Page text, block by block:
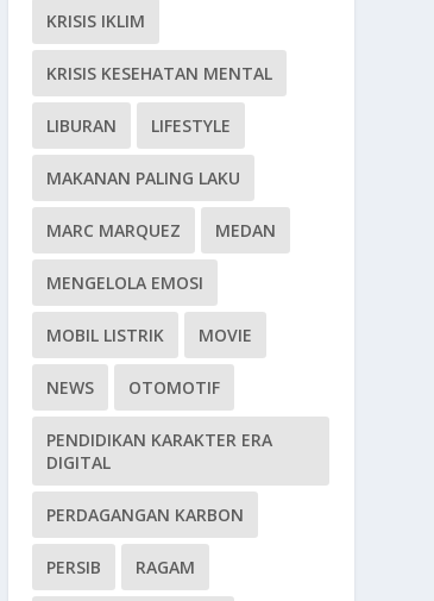
KRISIS IKLIM
KRISIS KESEHATAN MENTAL
LIBURAN LIFESTYLE
MAKANAN PALING LAKU
MARC MARQUEZ MEDAN
MENGELOLA EMOSI
MOBIL LISTRIK MOVIE
NEWS OTOMOTIF
PENDIDIKAN KARAKTER ERA
DIGITAL
PERDAGANGAN KARBON
PERSIB RAGAM